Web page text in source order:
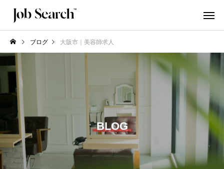
ブログ 大阪市｜美容師求人
BLOG